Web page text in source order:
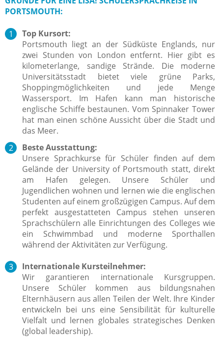
PORTSMOUTH:
Top Kursort:
Portsmouth liegt an der Südküste Englands, nur
zwei Stunden von London entfernt. Hier gibt es
kilometerlange, sandige Strände. Die moderne
Universitätsstadt bietet viele grüne Parks,
Shoppingmöglichkeiten und jede Menge
Wassersport. Im Hafen kann man historische
englische Schiffe bestaunen. Vom Spinnaker Tower
hat man einen schöne Aussicht über die Stadt und
das Meer.
Beste Ausstattung:
Unsere Sprachkurse für Schüler finden auf dem
Gelände der University of Portsmouth statt, direkt
am Hafen gelegen. Unsere Schüler und
Jugendlichen wohnen und lernen wie die englischen
Studenten auf einem großzügigen Campus. Auf dem
perfekt ausgestatteten Campus stehen unseren
Sprachschülern alle Einrichtungen des Colleges wie
ein Schwimmbad und moderne Sporthallen
während der Aktivitäten zur Verfügung.
Internationale Kursteilnehmer:
Wir garantieren internationale Kursgruppen.
Unsere Schüler kommen aus bildungsnahen
Elternhäusern aus allen Teilen der Welt. Ihre Kinder
entwickeln bei uns eine Sensibilität für kulturelle
Vielfalt und lernen globales strategisches Denken
(global leadership).